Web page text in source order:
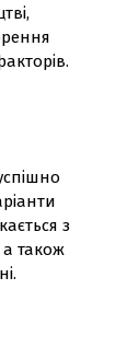
з
також